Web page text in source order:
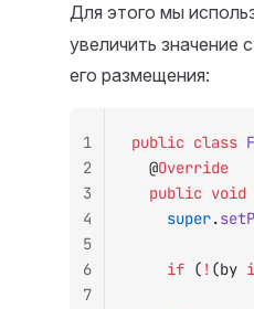
Для этого мы
увеличить значение
его размещения:
public class
	@
Override
	public
void
		super
.
		if
( ! (by
1
2
3
4
5
6
7